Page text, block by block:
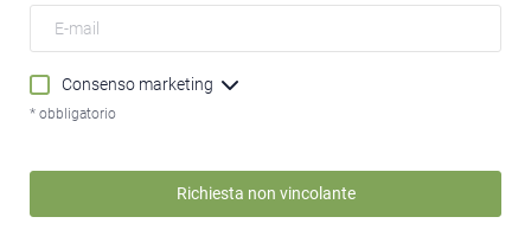
Consenso marketing
* obbligatorio
Richiesta non vincolante